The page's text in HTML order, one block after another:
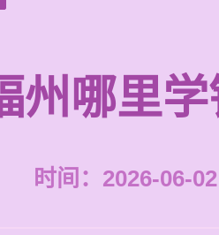
州哪里
时间：2026-06-